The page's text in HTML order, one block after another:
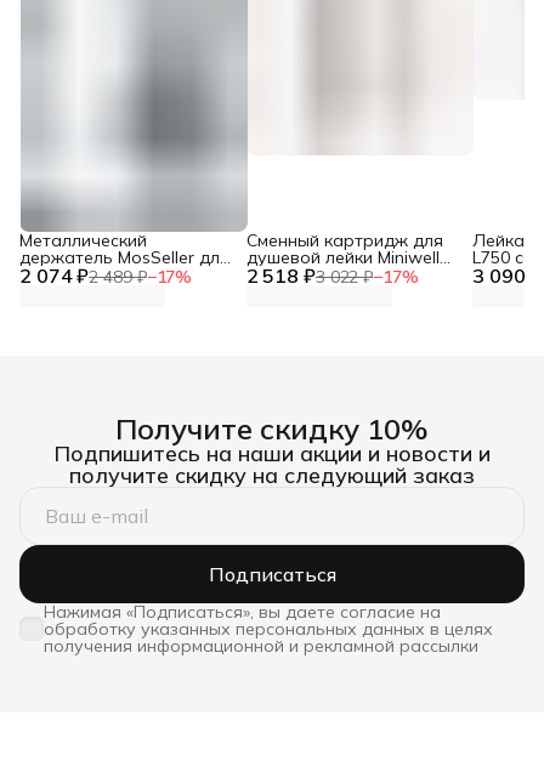
2 074 ₽2 489 ₽−17%
Металлический
держатель MosSeller для
смартфона с 2 518 ₽3 022 ₽−17%
Сменный картридж для
душевой лейки Miniwell
L750, угольный 3 090 ₽
Лейка
L750 со
Получите скидку 10%
Подпишитесь на наши акции и новости и
получите скидку на следующий заказ
Подписаться
Нажимая «Подписаться», вы даете согласие на
обработку указанных персональных данных в целях
получения информационной и рекламной рассылки